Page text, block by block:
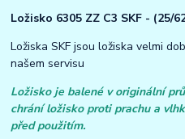
Ložisko 6305 ZZ C3 SKF - (25/
Ložiska SKF jsou ložiska velmi
našem servisu
Ložisko je balené v originální
chrání ložisko proti prachu a
před použitím.